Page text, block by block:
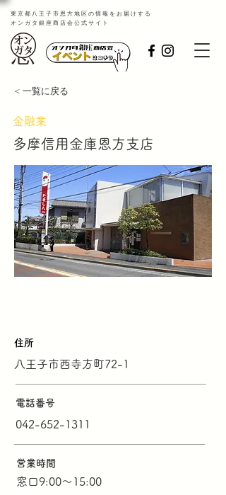
​東京都八王子市恩方地区の情報をお届けする
オンガタ銀座商店会公式サイト
< 一覧に戻る
金融業
多摩信用金庫恩方支店
住所
八王子市西寺方町72-1
電話番号
042-652-1311
営業時間
窓口9:00～15:00